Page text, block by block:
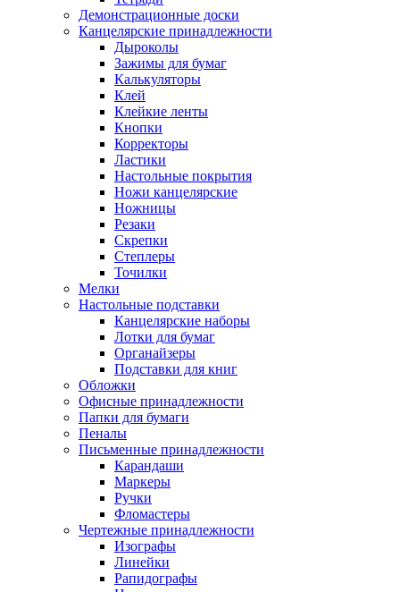
Демонстрационные доски
Канцелярские принадлежности
Дыроколы
Зажимы для бумаг
Калькуляторы
Клей
Клейкие ленты
Кнопки
Корректоры
Ластики
Настольные покрытия
Ножи канцелярские
Ножницы
Резаки
Скрепки
Степлеры
Точилки
Мелки
Настольные подставки
Канцелярские наборы
Лотки для бумаг
Органайзеры
Подставки для книг
Обложки
Офисные принадлежности
Папки для бумаги
Пеналы
Письменные принадлежности
Карандаши
Маркеры
Ручки
Фломастеры
Чертежные принадлежности
Изографы
Линейки
Рапидографы